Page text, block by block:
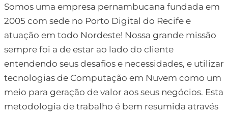
Somos uma empresa pernambucana fundada em
2005 com sede no Porto Digital do Recife e
atuação em todo Nordeste! Nossa grande missão
sempre foi a de estar ao lado do cliente
entendendo seus desafios e necessidades, e utilizar
tecnologias de Computação em Nuvem como um
meio para geração de valor aos seus negócios. Esta
metodologia de trabalho é bem resumida através